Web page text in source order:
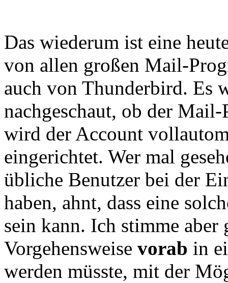
Das wiederum ist eine
von allen großen Mail-
auch von Thunderbird. Es
nachgeschaut, ob der
wird der Account
eingerichtet. Wer mal
übliche Benutzer bei der
haben, ahnt, dass eine
sein kann. Ich stimme
Vorgehensweise vorab in
werden müsste, mit der